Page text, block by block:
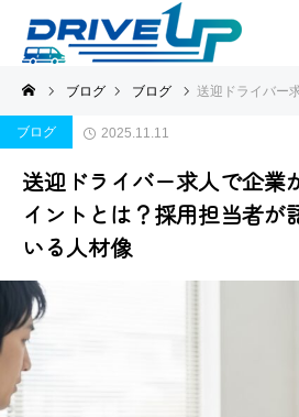
ブログ ブログ 送迎ドライバー求人で企業が最も重視
ブログ 2025.11.11
送迎ドライバー求人で企業
イントとは？採用担当者が
いる人材像